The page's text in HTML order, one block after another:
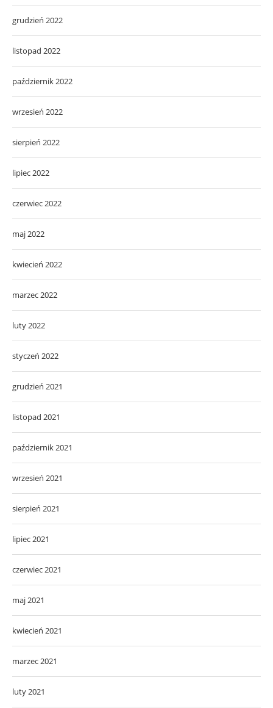
grudzień 2022
listopad 2022
październik 2022
wrzesień 2022
sierpień 2022
lipiec 2022
czerwiec 2022
maj 2022
kwiecień 2022
marzec 2022
luty 2022
styczeń 2022
grudzień 2021
listopad 2021
październik 2021
wrzesień 2021
sierpień 2021
lipiec 2021
czerwiec 2021
maj 2021
kwiecień 2021
marzec 2021
luty 2021